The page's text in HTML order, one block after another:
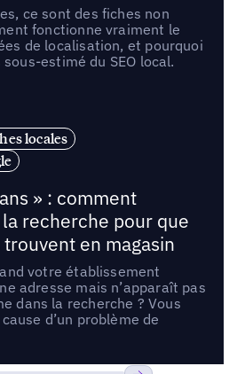
ce sont des fiches non
fonctionne vraiment le
de localisation, et pourquoi
estimé du SEO local.
locales
» : comment
recherche pour que
en magasin
votre établissement
adresse mais n’apparaît pas
dans la recherche ? Vous
d’un problème de